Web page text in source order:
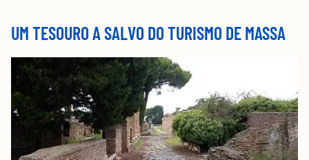
UM TESOURO A SALVO DO TURISMO DE MASSA